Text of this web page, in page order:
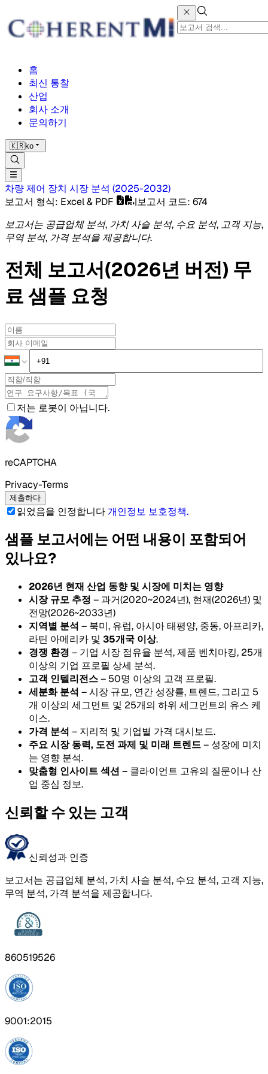
홈
최신 통찰
산업
회사 소개
문의하기
🇰🇷ko
차량 제어 장치 시장 분석 (2025-2032)
보고서 형식: Excel & PDF |보고서 코드: 674
보고서는 공급업체 분석, 가치 사슬 분석, 수요 분석, 고객 지능,
무역 분석, 가격 분석을 제공합니다.
전체 보고서(2026년 버전) 무
료 샘플 요청
저는 로봇이 아닙니다.
reCAPTCHA
Privacy-Terms
제출하다
읽었음을 인정합니다개인정보 보호정책.
샘플 보고서에는 어떤 내용이 포함되어
있나요?
2026년 현재 산업 동향 및 시장에 미치는 영향
시장 규모 추정 – 과거(2020~2024년), 현재(2026년) 및
전망(2026~2033년)
지역별 분석 – 북미, 유럽, 아시아 태평양, 중동, 아프리카,
라틴 아메리카 및 35개국 이상.
경쟁 환경 – 기업 시장 점유율 분석, 제품 벤치마킹, 25개
이상의 기업 프로필 상세 분석.
고객 인텔리전스– 50명 이상의 고객 프로필.
세분화 분석 – 시장 규모, 연간 성장률, 트렌드, 그리고 5
개 이상의 세그먼트 및 25개의 하위 세그먼트의 유스 케
이스.
가격 분석 – 지리적 및 기업별 가격 대시보드.
주요 시장 동력, 도전 과제 및 미래 트렌드– 성장에 미치
는 영향 분석.
맞춤형 인사이트 섹션 – 클라이언트 고유의 질문이나 산
업 중심 정보.
신뢰할 수 있는 고객
신뢰성과 인증
보고서는 공급업체 분석, 가치 사슬 분석, 수요 분석, 고객 지능,
무역 분석, 가격 분석을 제공합니다.
860519526
9001:2015